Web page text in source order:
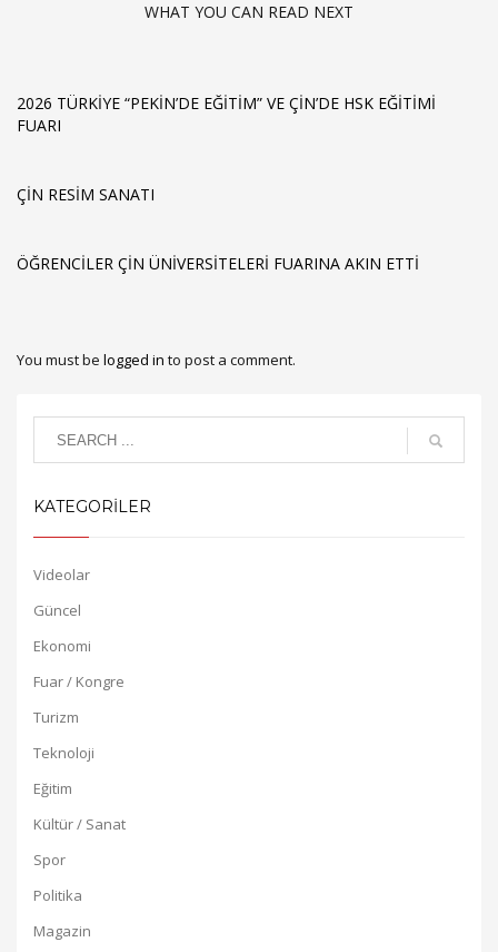
WHAT YOU CAN READ NEXT
2026 TÜRKIYE “PEKIN’DE EĞITIM” VE ÇIN’DE HSK EĞITIMI
FUARI
ÇIN RESIM SANATI
ÖĞRENCILER ÇIN ÜNIVERSITELERI FUARINA AKIN ETTI
You must be logged in to post a comment.
KATEGORİLER
Videolar
Güncel
Ekonomi
Fuar / Kongre
Turizm
Teknoloji
Eğitim
Kültür / Sanat
Spor
Politika
Magazin